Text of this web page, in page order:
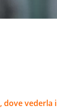
dove vederla